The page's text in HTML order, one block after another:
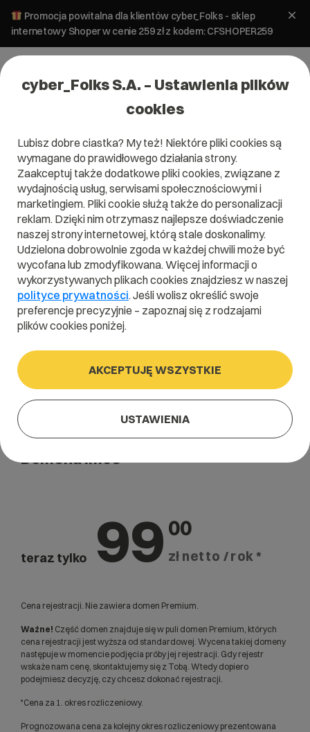
Promocja powitalna dla klientów cyber_Folks - sklep
internetowy Shoper w cenie 259 zł z kodem: CFSHOPER259
Domena .moe
.moe
Szukaj
Domena .moe
teraz tylko 99 00
zł netto / rok *
Cena rejestracji. Nie zawiera domen Premium.
Ważne! Część domen znajduje się w puli domen Premium, których
cena rejestracji jest wyższa od standardowej. Wycena takiej domeny
następuje w momencie podjęcia próby jej rejestracji. Gdy rejestr
wskaże nam cenę, skontaktujemy się z Tobą. Wtedy dopiero
podejmiesz decyzję, czy chcesz dokonać rejestracji.
*Cena za 1. okres rozliczeniowy.
Prognozowana cena za kolejny okres rozliczeniowy prezentowana
cyber_Folks S.A. – Ustawienia plików
cookies
Lubisz dobre ciastka? My też! Niektóre pliki cookies są
wymagane do prawidłowego działania strony.
Zaakceptuj także dodatkowe pliki cookies, związane z
wydajnością usług, serwisami społecznościowymi i
marketingiem. Pliki cookie służą także do personalizacji
reklam. Dzięki nim otrzymasz najlepsze doświadczenie
naszej strony internetowej, którą stale doskonalimy.
Udzielona dobrowolnie zgoda w każdej chwili może być
wycofana lub zmodyfikowana. Więcej informacji o
wykorzystywanych plikach cookies znajdziesz w naszej
polityce prywatności. Jeśli wolisz określić swoje
preferencje precyzyjnie – zapoznaj się z rodzajami
plików cookies poniżej.
AKCEPTUJĘ WSZYSTKIE
USTAWIENIA